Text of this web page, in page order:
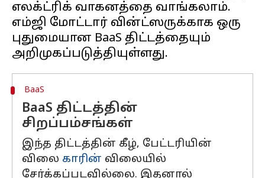
எலக்ட்ரிக் வாகனத்தை வாங்கலாம்.
எம்ஜி மோட்டார் வின்ட்ஸருக்காக ஒரு
புதுமையான BaaS திட்டத்தையும்
BaaS
BaaS திட்டத்தின்
சிறப்பம்சங்கள்
இந்த திட்டத்தின் கீழ், பேட்டரியின்
விலை காரின் விலையில்
சேர்க்கப்படவில்லை. இதனால்